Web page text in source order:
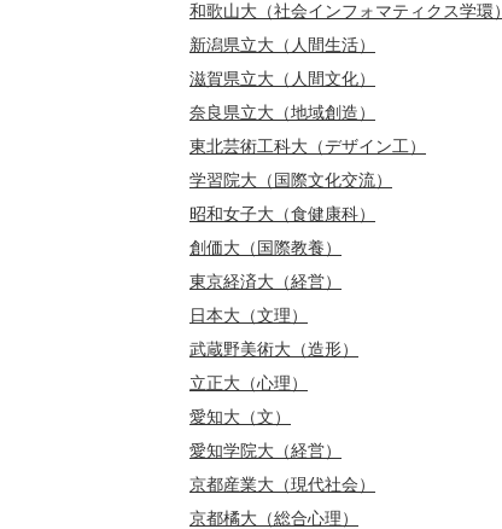
和歌山大（社会インフォマティクス学環）
新潟県立大（人間生活）
滋賀県立大（人間文化）
奈良県立大（地域創造）
東北芸術工科大（デザイン工）
学習院大（国際文化交流）
昭和女子大（食健康科）
創価大（国際教養）
東京経済大（経営）
日本大（文理）
武蔵野美術大（造形）
立正大（心理）
愛知大（文）
愛知学院大（経営）
京都産業大（現代社会）
京都橘大（総合心理）